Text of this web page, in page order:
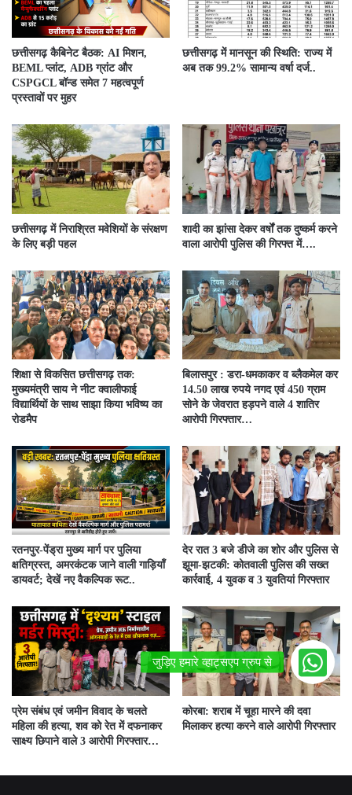
छत्तीसगढ़ कैबिनेट बैठक: AI मिशन,
BEML प्लांट, ADB ग्रांट और
CSPGCL बॉन्ड समेत 7 महत्वपूर्ण
प्रस्तावों पर मुहर
छत्तीसगढ़ में मानसून की स्थिति: राज्य में
अब तक 99.2% सामान्य वर्षा दर्ज..
छत्तीसगढ़ में निराश्रित मवेशियों के संरक्षण
के लिए बड़ी पहल
शादी का झांसा देकर वर्षों तक दुष्कर्म करने
वाला आरोपी पुलिस की गिरफ्त में….
शिक्षा से विकसित छत्तीसगढ़ तक:
मुख्यमंत्री साय ने नीट क्वालीफाई
विद्यार्थियों के साथ साझा किया भविष्य का
रोडमैप
बिलासपुर : डरा-धमकाकर व ब्लैकमेल कर
14.50 लाख रुपये नगद एवं 450 ग्राम
सोने के जेवरात हड़पने वाले 4 शातिर
आरोपी गिरफ्तार…
रतनपुर-पेंड्रा मुख्य मार्ग पर पुलिया
क्षतिग्रस्त, अमरकंटक जाने वाली गाड़ियाँ
डायवर्ट; देखें नए वैकल्पिक रूट..
देर रात 3 बजे डीजे का शोर और पुलिस से
झूमा-झटकी: कोतवाली पुलिस की सख्त
कार्रवाई, 4 युवक व 3 युवतियां गिरफ्तार
प्रेम संबंध एवं जमीन विवाद के चलते
महिला की हत्या, शव को रेत में दफनाकर
साक्ष्य छिपाने वाले 3 आरोपी गिरफ्तार…
कोरबा: शराब में चूहा मारने की दवा
मिलाकर हत्या करने वाले आरोपी गिरफ्तार